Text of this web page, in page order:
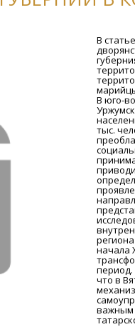
В
В юго-
тыс.
начала
период.
что в
важным